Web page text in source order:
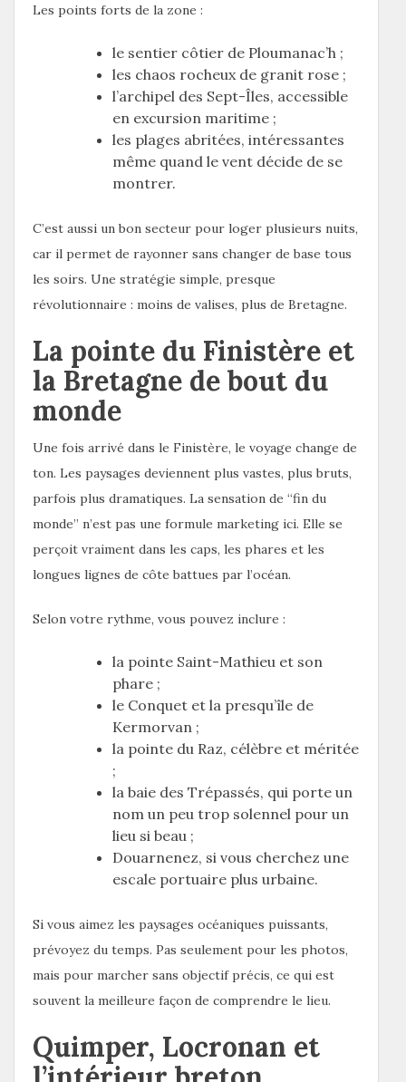
Les points forts de la zone :
le sentier côtier de Ploumanac’h ;
les chaos rocheux de granit rose ;
l’archipel des Sept-Îles, accessible
en excursion maritime ;
les plages abritées, intéressantes
même quand le vent décide de se
montrer.
C’est aussi un bon secteur pour loger plusieurs nuits,
car il permet de rayonner sans changer de base tous
les soirs. Une stratégie simple, presque
révolutionnaire : moins de valises, plus de Bretagne.
La pointe du Finistère et
la Bretagne de bout du
monde
Une fois arrivé dans le Finistère, le voyage change de
ton. Les paysages deviennent plus vastes, plus bruts,
parfois plus dramatiques. La sensation de “fin du
monde” n’est pas une formule marketing ici. Elle se
perçoit vraiment dans les caps, les phares et les
longues lignes de côte battues par l’océan.
Selon votre rythme, vous pouvez inclure :
la pointe Saint-Mathieu et son
phare ;
le Conquet et la presqu’île de
Kermorvan ;
la pointe du Raz, célèbre et méritée
;
la baie des Trépassés, qui porte un
nom un peu trop solennel pour un
lieu si beau ;
Douarnenez, si vous cherchez une
escale portuaire plus urbaine.
Si vous aimez les paysages océaniques puissants,
prévoyez du temps. Pas seulement pour les photos,
mais pour marcher sans objectif précis, ce qui est
souvent la meilleure façon de comprendre le lieu.
Quimper, Locronan et